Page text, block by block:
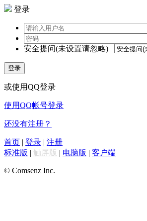
登录
安全提问(未设置请忽略)
登录
或使用QQ登录
使用QQ帐号登录
还没有注册？
首页 | 登录 | 注册
标准版 | 触屏版 | 电脑版 | 客户端
© Comsenz Inc.